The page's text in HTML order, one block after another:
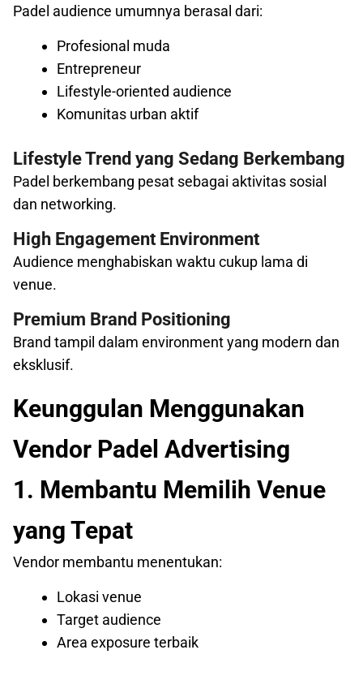
Padel audience umumnya berasal dari:
Profesional muda
Entrepreneur
Lifestyle-oriented audience
Komunitas urban aktif
Lifestyle Trend yang Sedang Berkembang
Padel berkembang pesat sebagai aktivitas sosial
dan networking.
High Engagement Environment
Audience menghabiskan waktu cukup lama di
venue.
Premium Brand Positioning
Brand tampil dalam environment yang modern dan
eksklusif.
Keunggulan Menggunakan
Vendor Padel Advertising
1. Membantu Memilih Venue
yang Tepat
Vendor membantu menentukan:
Lokasi venue
Target audience
Area exposure terbaik